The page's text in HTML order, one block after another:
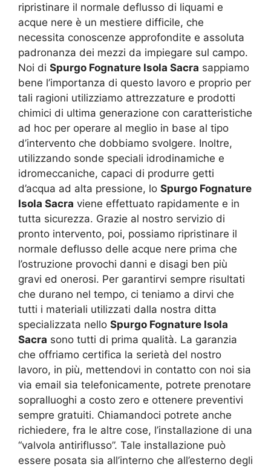
ripristinare il normale deflusso di liquami e
acque nere è un mestiere difficile, che
necessita conoscenze approfondite e assoluta
padronanza dei mezzi da impiegare sul campo.
Noi di Spurgo Fognature Isola Sacra sappiamo
bene l’importanza di questo lavoro e proprio per
tali ragioni utilizziamo attrezzature e prodotti
chimici di ultima generazione con caratteristiche
ad hoc per operare al meglio in base al tipo
d’intervento che dobbiamo svolgere. Inoltre,
utilizzando sonde speciali idrodinamiche e
idromeccaniche, capaci di produrre getti
d’acqua ad alta pressione, lo Spurgo Fognature
Isola Sacra viene effettuato rapidamente e in
tutta sicurezza. Grazie al nostro servizio di
pronto intervento, poi, possiamo ripristinare il
normale deflusso delle acque nere prima che
l’ostruzione provochi danni e disagi ben più
gravi ed onerosi. Per garantirvi sempre risultati
che durano nel tempo, ci teniamo a dirvi che
tutti i materiali utilizzati dalla nostra ditta
specializzata nello Spurgo Fognature Isola
Sacra sono tutti di prima qualità. La garanzia
che offriamo certifica la serietà del nostro
lavoro, in più, mettendovi in contatto con noi sia
via email sia telefonicamente, potrete prenotare
sopralluoghi a costo zero e ottenere preventivi
sempre gratuiti. Chiamandoci potrete anche
richiedere, fra le altre cose, l’installazione di una
“valvola antiriflusso”. Tale installazione può
essere posata sia all’interno che all’esterno degli